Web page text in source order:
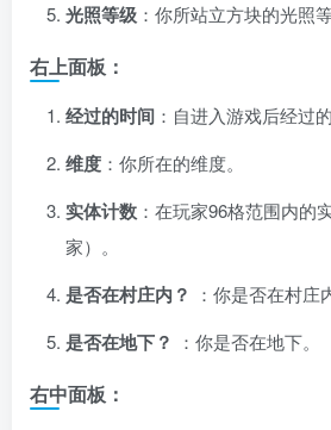
光照等级 ：你所站立方块的光照等
右上面板：
经过的时间 ：自进入游戏后经过的
维度 ：你所在的维度。
实体计数 ：在玩家96格范围内的
家）。
是否在村庄内？ ：你是否在村庄
是否在地下？ ：你是否在地下。
右中面板：